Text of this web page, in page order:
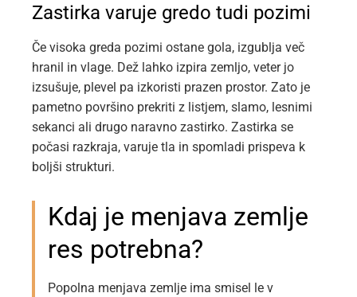
Zastirka varuje gredo tudi pozimi
Če visoka greda pozimi ostane gola, izgublja več
hranil in vlage. Dež lahko izpira zemljo, veter jo
izsušuje, plevel pa izkoristi prazen prostor. Zato je
pametno površino prekriti z listjem, slamo, lesnimi
sekanci ali drugo naravno zastirko. Zastirka se
počasi razkraja, varuje tla in spomladi prispeva k
boljši strukturi.
Kdaj je menjava zemlje
res potrebna?
Popolna menjava zemlje ima smisel le v